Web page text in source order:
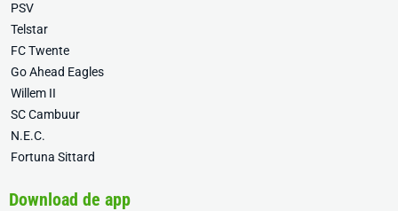
PSV
Telstar
FC Twente
Go Ahead Eagles
Willem II
SC Cambuur
N.E.C.
Fortuna Sittard
Download de app